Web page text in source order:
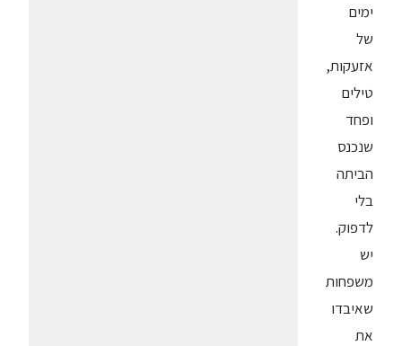
ימים
של
אזעקות,
טילים
ופחד
שנכנס
הביתה
בלי
לדפוק.
יש
משפחות
שאיבדו
את